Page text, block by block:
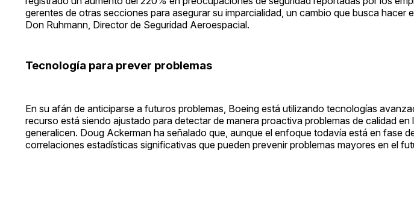
gerentes de otras secciones para asegurar su imparcialidad, un cambio que busca
Don Ruhmann, Director de Seguridad Aeroespacial.
Tecnología para prever problemas
En su afán de anticiparse a futuros problemas, Boeing está utilizando tecnologías
recurso está siendo ajustado para detectar de manera proactiva problemas de calidad
generalicen. Doug Ackerman ha señalado que, aunque el enfoque todavía está en fase
correlaciones estadísticas significativas que pueden prevenir problemas mayores en el